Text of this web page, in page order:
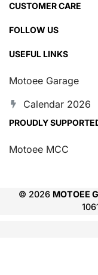
CUSTOMER CARE
FOLLOW US
USEFUL LINKS
Motoee Garage
Calendar 2026
PROUDLY
Motoee MCC
© 2026 MOTOEE